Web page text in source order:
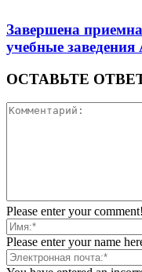
Завершена
учебные
ОСТАВЬТЕ
Please enter your comment!
Please enter your name